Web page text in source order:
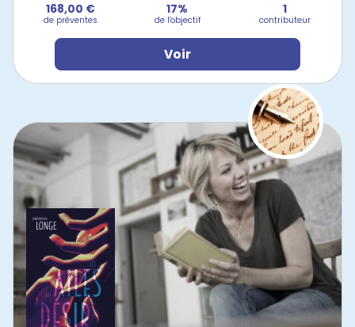
168,00 €
de préventes
17%
de l'objectif
1
contributeur
Voir